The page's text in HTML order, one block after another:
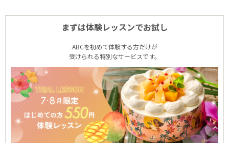
まずは体験レッスンでお試し
ABCを初めて体験する方だけが
受けられる特別なサービスです。